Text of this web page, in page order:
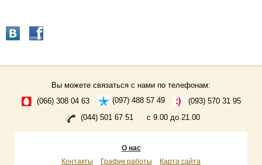
Вы можете связаться с нами по телефонам:
(066) 308 04 63
(097) 488 57 49
(093) 570 31 95
(044) 501 67 51
с 9.00 до 21.00
О нас
Контакты
График работы
Карта сайта